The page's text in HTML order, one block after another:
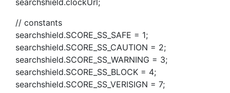
// constants
searchshield.SCORE_SS_SAFE = 1;
searchshield.SCORE_SS_CAUTION = 2;
searchshield.SCORE_SS_WARNING = 3;
searchshield.SCORE_SS_BLOCK = 4;
searchshield.SCORE_SS_VERISIGN = 7;